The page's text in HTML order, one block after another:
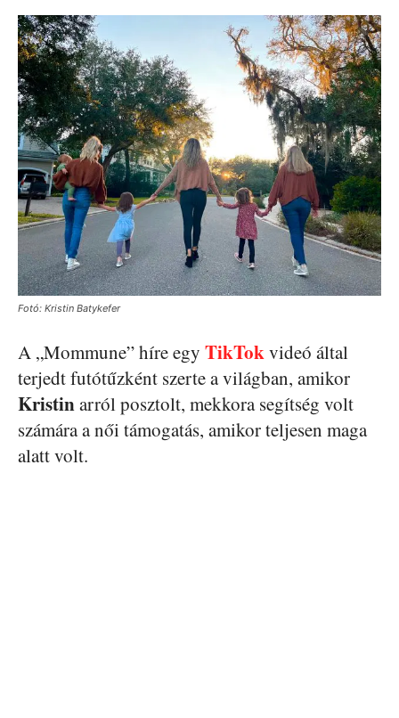
Fotó: Kristin Batykefer
A „Mommune” híre egy TikTokvideó által
terjedt futótűzként szerte a világban, amikor
Kristinarról posztolt, mekkora segítség volt
számára a női támogatás, amikor teljesen maga
alatt volt.